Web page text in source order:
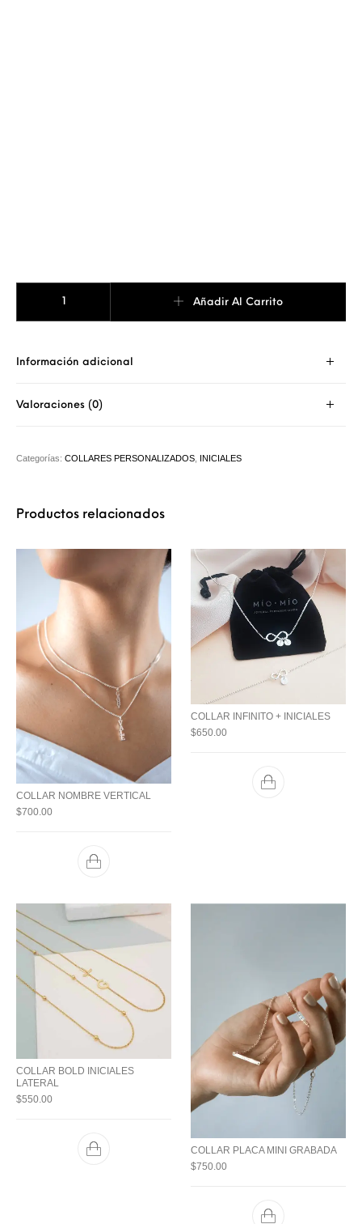
Añadir Al Carrito
Información adicional
Valoraciones (0)
Categorías:COLLARES PERSONALIZADOS INICIALES
Productos relacionados
COLLAR NOMBRE VERTICAL
$700.00
COLLAR INFINITO + INICIALES
$650.00
COLLAR BOLD INICIALES
LATERAL
$550.00
COLLAR PLACA MINI GRABADA
$750.00